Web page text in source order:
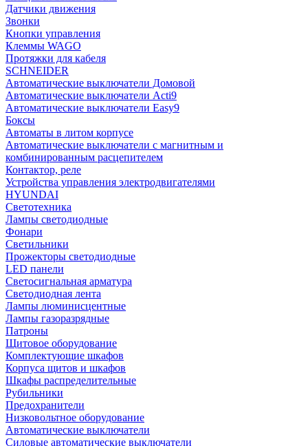
Датчики движения
Звонки
Кнопки управления
Клеммы WAGO
Протяжки для кабеля
SCHNEIDER
Автоматические выключатели Домовой
Автоматические выключатели Acti9
Автоматические выключатели Easy9
Боксы
Автоматы в литом корпусе
Автоматические выключатели с магнитным и
комбинированным расцепителем
Контактор, реле
Устройства управления электродвигателями
HYUNDAI
Светотехника
Лампы светодиодные
Фонари
Светильники
Прожекторы светодиодные
LED панели
Светосигнальная арматура
Светодиодная лента
Лампы люминисцентные
Лампы газоразрядные
Патроны
Щитовое оборудование
Комплектующие шкафов
Корпуса щитов и шкафов
Шкафы распределительные
Рубильники
Предохранители
Низковольтное оборудование
Автоматические выключатели
Силовые автоматические выключатели